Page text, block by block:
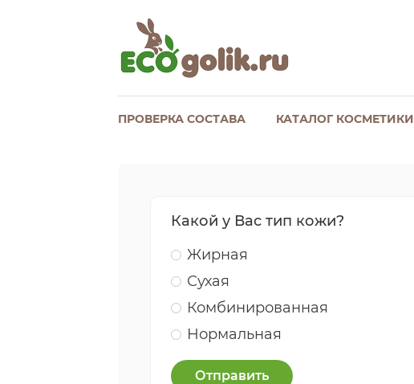
ПРОВЕРКА СОСТАВА КАТАЛОГ КОСМЕТИКИ
Какой у Вас тип кожи?
Жирная
Сухая
Комбинированная
Нормальная
Отправить